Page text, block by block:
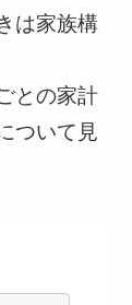
は家族構
との家計
ついて見